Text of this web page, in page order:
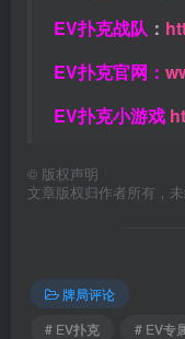
EV扑克战队 ：
EV扑克官网：
EV扑克小游戏
© 版权声明
文章版权归作者所有，未
牌局评论
# EV扑克
# EV专